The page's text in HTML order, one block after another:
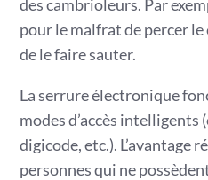
des cambrioleurs. Par
pour le malfrat de percer
de le faire sauter.
La serrure électronique
modes d’accès
digicode, etc.). L’avantage
personnes qui ne